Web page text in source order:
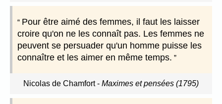
Pour être aimé des femmes, il faut les laisser
croire qu'on ne les connaît pas. Les femmes ne
peuvent se persuader qu'un homme puisse les
connaître et les aimer en même temps.
Nicolas de Chamfort- Maximes et pensées (1795)